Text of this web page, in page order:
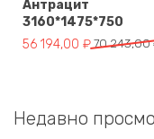
Антрацит
3160*1475*750
70 243,00
Первоначальная
243,00 ₽.
56 194,00 ₽
Текущая
Недавно